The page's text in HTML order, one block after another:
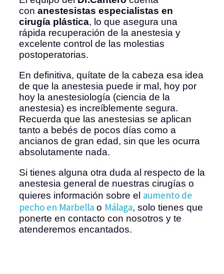
con anestesistas especialistas en
cirugía plástica, lo que asegura una
rápida recuperación de la anestesia y
excelente control de las molestias
postoperatorias.
En definitiva, quítate de la cabeza esa idea
de que la anestesia puede ir mal, hoy por
hoy la anestesiología (ciencia de la
anestesia) es increíblemente segura.
Recuerda que las anestesias se aplican
tanto a bebés de pocos días como a
ancianos de gran edad, sin que les ocurra
absolutamente nada.
Si tienes alguna otra duda al respecto de la
anestesia general de nuestras cirugías o
quieres información sobre el aumento de
pecho en Marbella o Málaga, solo tienes que
ponerte en contacto con nosotros y te
atenderemos encantados.